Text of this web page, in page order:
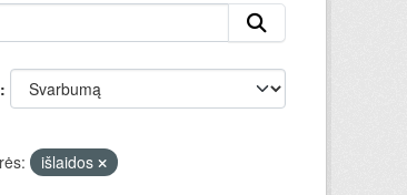
išlaidos